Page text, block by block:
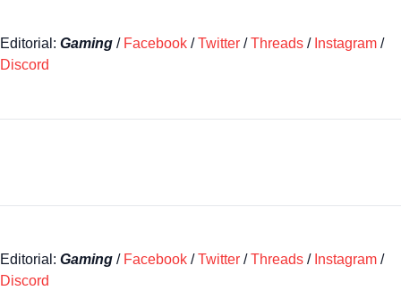
Editorial: Gaming / Facebook /Twitter /Threads / Instagram /
Discord
Editorial: Gaming / Facebook /Twitter /Threads / Instagram /
Discord